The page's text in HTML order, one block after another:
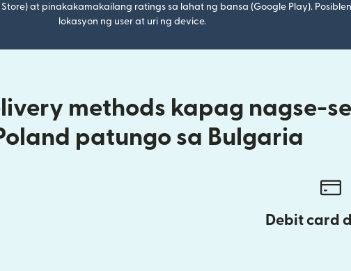
at pinakakamakailang ratings sa lahat ng bansa (Google Play).
lokasyon ng user at uri ng device.
methods kapag nagse-
patungo sa Bulgaria
Debit card